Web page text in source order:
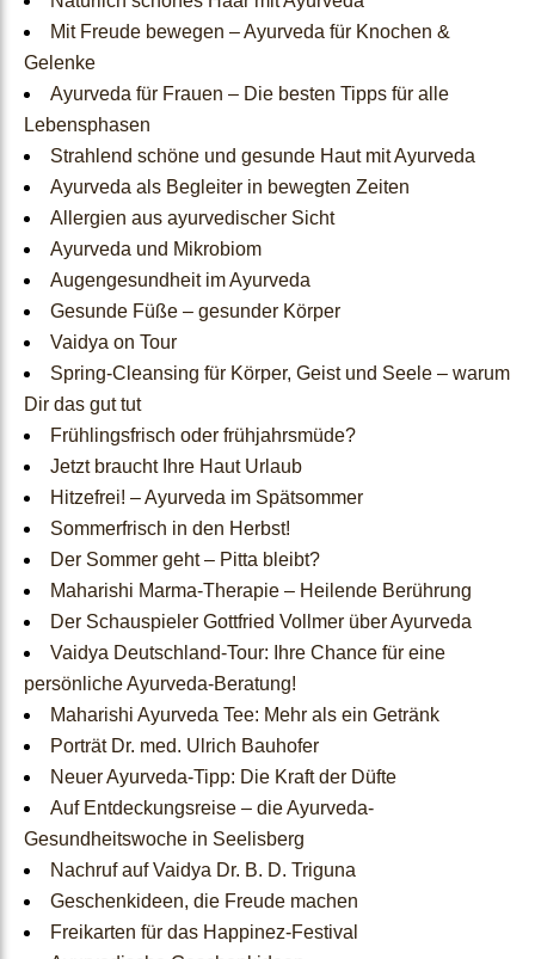
Lifestyle
Was Ist Ayurveda
Ayurvedische
Nahrungsergänzungen
Ayurvedische Ernährung
Wohlbefinden für Körper
& Geist
Ayurvedische
Tagesroutine
Jahreszeiten
Lebensphasen
Blog
Webinare und Podcasts
Rezepte
Mit Freude bewegen – Ayurveda für Knochen &
Gelenke
Ayurveda für Frauen – Die besten Tipps für alle
Lebensphasen
Strahlend schöne und gesunde Haut mit Ayurveda
Ayurveda als Begleiter in bewegten Zeiten
Allergien aus ayurvedischer Sicht
Ayurveda und Mikrobiom
Augengesundheit im Ayurveda
Gesunde Füße – gesunder Körper
Vaidya on Tour
Spring-Cleansing für Körper, Geist und Seele – warum
Dir das gut tut
Frühlingsfrisch oder frühjahrsmüde?
Jetzt braucht Ihre Haut Urlaub
Hitzefrei! – Ayurveda im Spätsommer
Sommerfrisch in den Herbst!
Der Sommer geht – Pitta bleibt?
Maharishi Marma-Therapie – Heilende Berührung
Der Schauspieler Gottfried Vollmer über Ayurveda
Vaidya Deutschland-Tour: Ihre Chance für eine
persönliche Ayurveda-Beratung!
Maharishi Ayurveda Tee: Mehr als ein Getränk
Porträt Dr. med. Ulrich Bauhofer
Neuer Ayurveda-Tipp: Die Kraft der Düfte
Auf Entdeckungsreise – die Ayurveda-
Gesundheitswoche in Seelisberg
Nachruf auf Vaidya Dr. B. D. Triguna
Geschenkideen, die Freude machen
Freikarten für das Happinez-Festival